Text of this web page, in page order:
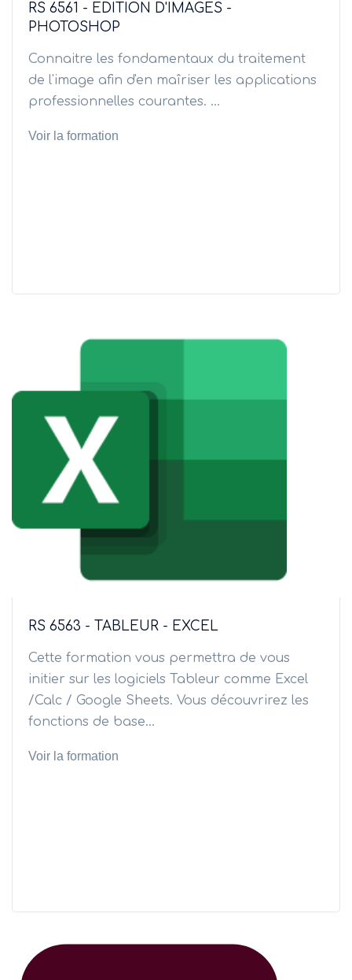
RS 6561 - EDITION D'IMAGES -
PHOTOSHOP
Connaitre les fondamentaux du traitement
de l'image afin d'en maîriser les applications
professionnelles courantes. ...
Voir la formation
RS 6563 - TABLEUR - EXCEL
Cette formation vous permettra de vous
initier sur les logiciels Tableur comme Excel
/Calc / Google Sheets. Vous découvrirez les
fonctions de base...
Voir la formation